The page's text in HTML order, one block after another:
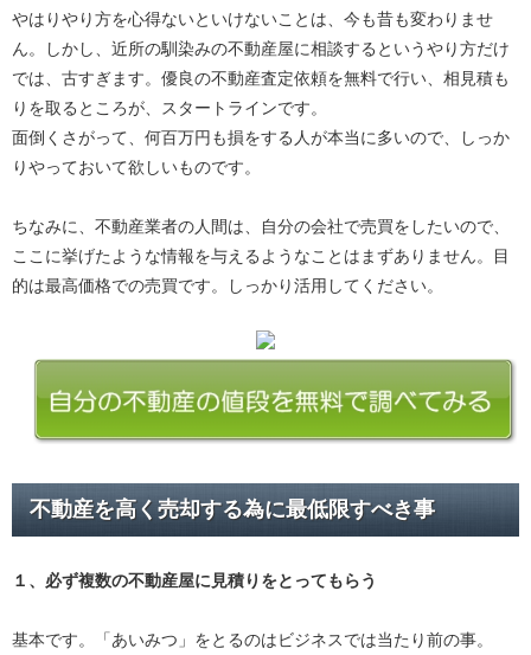
やはりやり方を心得ないといけないことは、今も昔も変わりませ
ん。しかし、近所の馴染みの不動産屋に相談するというやり方だけ
では、古すぎます。優良の不動産査定依頼を無料で行い、相見積も
りを取るところが、スタートラインです。
面倒くさがって、何百万円も損をする人が本当に多いので、しっか
りやっておいて欲しいものです。
ちなみに、不動産業者の人間は、自分の会社で売買をしたいので、
ここに挙げたような情報を与えるようなことはまずありません。目
的は最高価格での売買です。しっかり活用してください。
不動産を高く売却する為に最低限すべき事
１、必ず複数の不動産屋に見積り をとってもらう
基本です。「あいみつ」をとるのはビジネスでは当たり前の事。